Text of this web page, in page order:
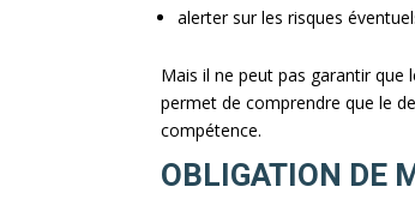
alerter sur les risques
Mais il ne peut pas garantir
permet de comprendre que le
compétence.
OBLIGATION DE